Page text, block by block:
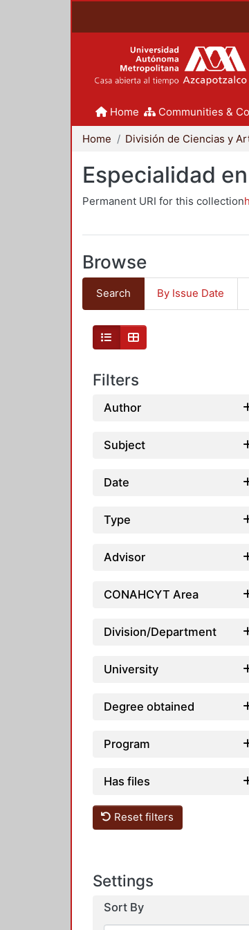
Home Communities &
Home
Especialidad
Permanent URI for this collection
Browse
Search By Issue Date
Filters
Author
Subject
Date
Type
Advisor
CONAHCYT Area
Division/Department
University
Degree obtained
Program
Has files
Reset filters
Settings
Sort By